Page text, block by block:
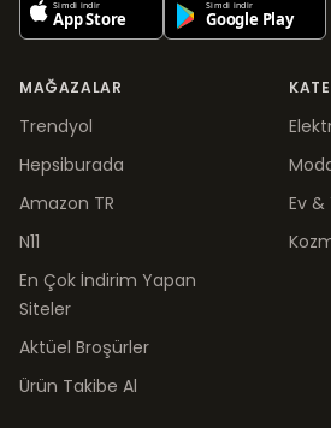
MAĞAZALAR
Trendyol
Hepsiburada
Amazon TR
N11
En Çok İndirim Yapan
Siteler
Aktüel Broşürler
Ürün Takibe Al
Ev